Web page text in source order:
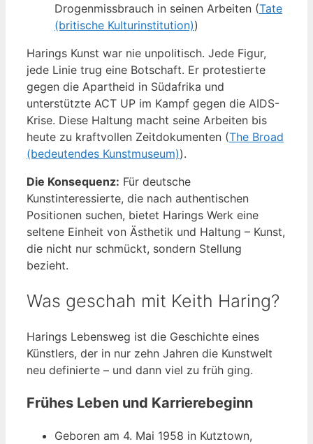
Drogenmissbrauch in seinen Arbeiten (Tate
(britische Kulturinstitution))
Harings Kunst war nie unpolitisch. Jede Figur,
jede Linie trug eine Botschaft. Er protestierte
gegen die Apartheid in Südafrika und
unterstützte ACT UP im Kampf gegen die AIDS-
Krise. Diese Haltung macht seine Arbeiten bis
heute zu kraftvollen Zeitdokumenten (The Broad
(bedeutendes Kunstmuseum)).
Die Konsequenz: Für deutsche
Kunstinteressierte, die nach authentischen
Positionen suchen, bietet Harings Werk eine
seltene Einheit von Ästhetik und Haltung – Kunst,
die nicht nur schmückt, sondern Stellung
bezieht.
Was geschah mit Keith Haring?
Harings Lebensweg ist die Geschichte eines
Künstlers, der in nur zehn Jahren die Kunstwelt
neu definierte – und dann viel zu früh ging.
Frühes Leben und Karrierebeginn
Geboren am 4. Mai 1958 in Kutztown,